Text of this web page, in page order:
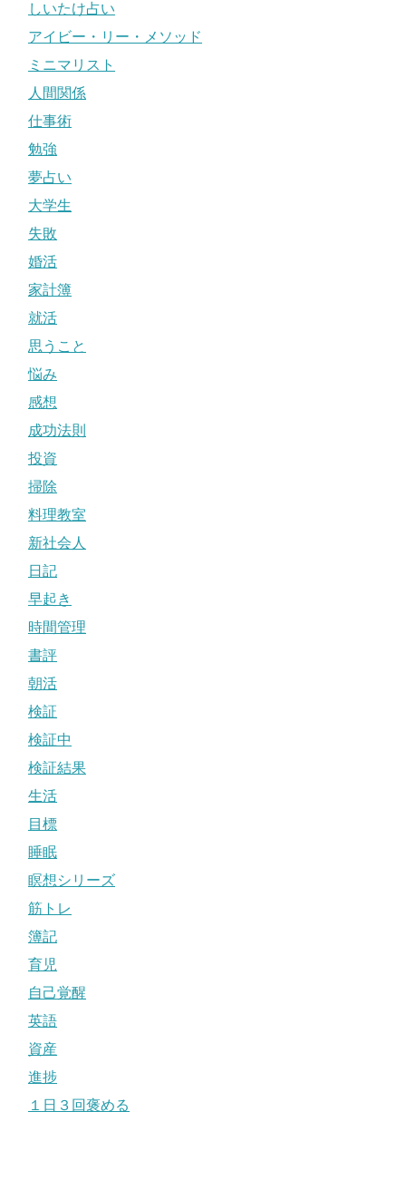
しいたけ占い
アイビー・リー・メソッド
ミニマリスト
人間関係
仕事術
勉強
夢占い
大学生
失敗
婚活
家計簿
就活
思うこと
悩み
感想
成功法則
投資
掃除
料理教室
新社会人
日記
早起き
時間管理
書評
朝活
検証
検証中
検証結果
生活
目標
睡眠
瞑想シリーズ
筋トレ
簿記
育児
自己覚醒
英語
資産
進捗
１日３回褒める